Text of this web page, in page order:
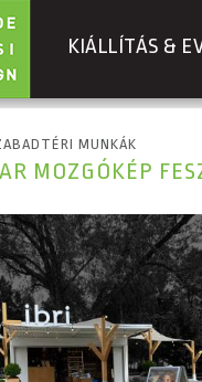
KIÁLLÍTÁS &
MUNKÁK
MOZGÓKÉP